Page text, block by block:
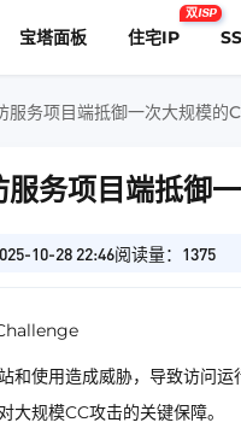
宝塔面板 住宅IP
双ISP
服务项目端抵御一次大规模的
务项目端抵御
10-28 22:46阅读量：1375
使用造成威胁，导致访问
大规模CC攻击的关键保障。